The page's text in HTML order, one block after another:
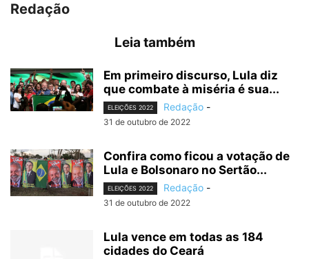
Redação
Leia também
Em primeiro discurso, Lula diz
que combate à miséria é sua...
ELEIÇÕES 2022 Redação -
31 de outubro de 2022
Confira como ficou a votação de
Lula e Bolsonaro no Sertão...
ELEIÇÕES 2022 Redação -
31 de outubro de 2022
Lula vence em todas as 184
cidades do Ceará